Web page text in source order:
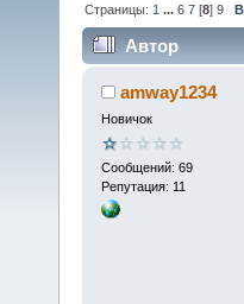
Страницы: 1 ...6 7 [8]9
Автор
amway1234
Новичок
Сообщений: 69
Репутация: 11